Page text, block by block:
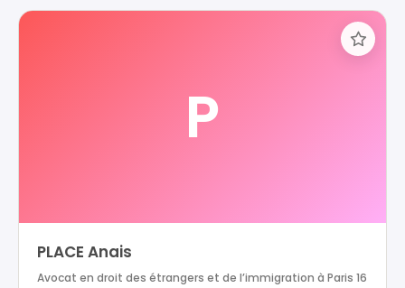
P
PLACE Anais
Avocat en droit des étrangers et de l’immigration à Paris 16